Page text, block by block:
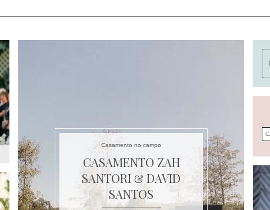
Casamento no campo
CASAMENTO ZAH
SANTORI & DAVID
SANTOS